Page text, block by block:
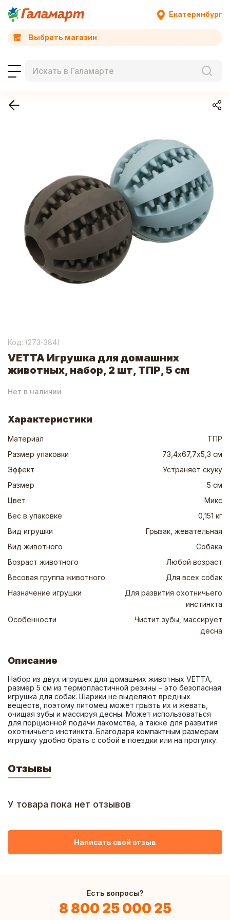
Екатеринбург
Выбрать магазин
Код: (273-384)
VETTA Игрушка для домашних
животных, набор, 2 шт, ТПР, 5 см
Нет в наличии
Характеристики
Материал
ТПР
Размер упаковки
73,4х67,7х5,3 см
Эффект
Устраняет скуку
Размер
5 см
Цвет
Микс
Вес в упаковке
0,151 кг
Вид игрушки
Грызак, жевательная
Вид животного
Собака
Возраст животного
Любой возраст
Весовая группа животного
Для всех собак
Назначение игрушки
Для развития охотничьего
инстинкта
Особенности
Чистит зубы, массирует
десна
Описание
Набор из двух игрушек для домашних животных VETTA,
размер 5 см из термопластичной резины – это безопасная
игрушка для собак. Шарики не выделяют вредных
веществ, поэтому питомец может грызть их и жевать,
очищая зубы и массируя десны. Может использоваться
для порционной подачи лакомства, а также для развития
охотничьего инстинкта. Благодаря компактным размерам
игрушку удобно брать с собой в поездки или на прогулку.
Отзывы
У товара пока нет отзывов
Написать свой отзыв
Есть вопросы?
8 800 25 000 25